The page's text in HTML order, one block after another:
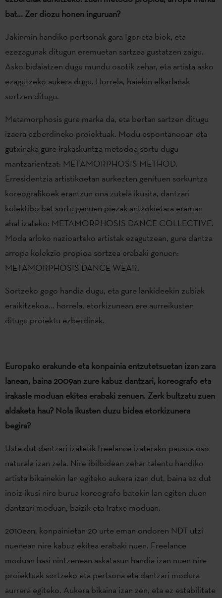
bat... Zer diozu honen inguruan?
Jakinmin handiko pertsonak gara Igor eta biok, eta
ezezagunak ditugun eremuetan sartzea gustatzen zaigu.
Asko bidaiatzen dugu mundu osotik zehar, eta artista asko
ezagutzeko aukera dugu. Horrela, haiekin elkarlanak
sortzen ditugu.
Metamorphosis gure marka da, eta bertan sartzen ditugu
izaera ezberdineko proiektuak. Modu espontaneoan eta
gutxinaka gure irakaskuntza metodoa sortu dugu
mantzarientzat: METAMORPHOSIS METHOD.
Erresidentzia artistikoetan aurkezten genituen sorkuntza
koreografikoek erantzun ona zutela ikusita, dantzari
kolektibo bat sortu genuen piezak antzokietara eraman
ahal izateko: METAMORPHOSIS DANCE COLLECTIVE.
Moda arloko nazioarteko artistak ezagutzean, gure dantza
arropa kolekzio propioa sortzea erabaki genuen:
METAMORPHOSIS DANCE WEAR.
Sortzeko gogo handia dugu, eta gure lankideekin zubiak
eraikitzekoa... horrela, etorkizunean ere aurreikusten
ditugu proiektu ezberdinak.
Europako erakunde eta konpainia entzutetsuetan izan zara
lanean, baina 2009an zure kabuz dantzari, koreografo eta
irakasle moduan ekitea erabaki zenuen. Zerk bultzatu zuen
aldaketa hau? Nola ikusten duzu bidea etorkizunera
begira?
Uste dut dantzari izatetik freelance izaterako pausua oso
naturala izan zela. Nire ibilbidean zehar talentu handiko
artista bikainekin lan egiteko aukera izan dut, baina ez dut
inoiz ikusi nire burua koreografo batekin lan egiten duen
dantzari moduan, baizik eta Iratxe moduan.
2010ean, konpainietan 20 urte eman ondoren NDT utzi
nuenean nire kabuz ekitea erabaki nuen. Freelance
moduan hasi nintzenean askatasun handia izan nuen nire
proiektuak sortzeko eta pertsona eta dantzari modura
aurrera egiteko. Aukera bikaina izan zen, eta ez estabilitate